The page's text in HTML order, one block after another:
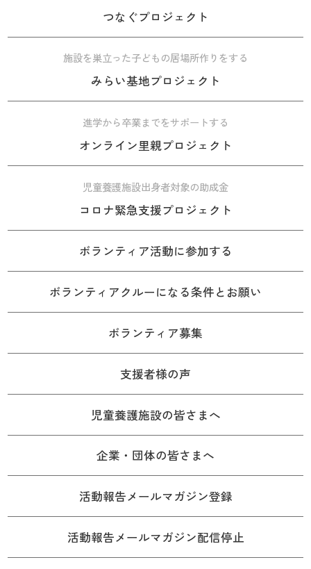
つなぐプロジェクト
施設を巣立った子どもの居場所作りをする
みらい基地プロジェクト
進学から卒業までをサポートする
オンライン里親プロジェクト
児童養護施設出身者対象の助成金
コロナ緊急支援プロジェクト
ボランティア活動に参加する
ボランティアクルーになる条件とお願い
ボランティア募集
支援者様の声
児童養護施設の皆さまへ
企業・団体の皆さまへ
活動報告メールマガジン登録
活動報告メールマガジン配信停止